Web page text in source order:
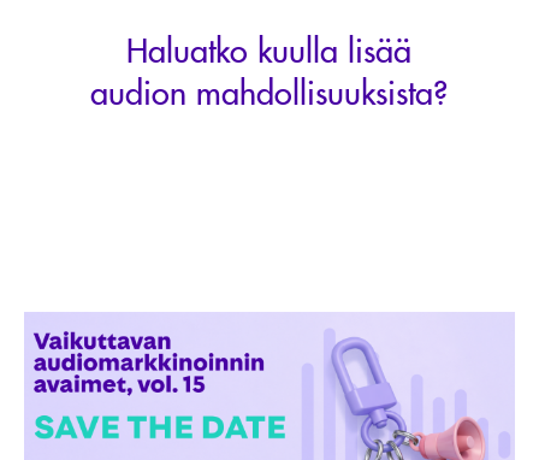
Haluatko kuulla lisää
audion mahdollisuuksista?